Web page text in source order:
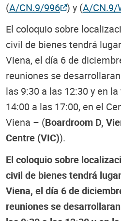
(A/CN.9/996 ) y (A/CN.9/
El coloquio sobre
civil de bienes tendrá
Viena, el día 6 de
reuniones se
las 9:30 a las 12:30 y en
14:00 a las 17:00, en el
Viena – (Boardroom D,
Centre (VIC)).
El coloquio sobre
civil de bienes tendrá
Viena, el día 6 de
reuniones se